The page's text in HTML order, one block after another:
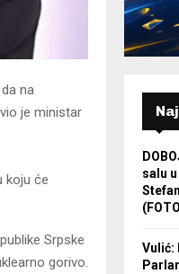
na
je ministar
koju će
Srpske
gorivo.
salu
Vulić: